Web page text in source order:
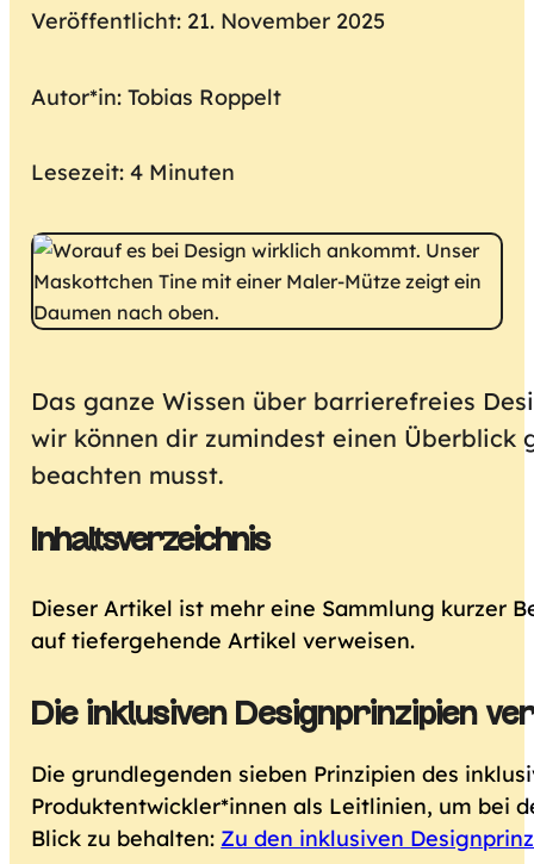
Veröffentlicht: 21. November 2025
Autor*in: Tobias Roppelt
Lesezeit: 4 Minuten
Das ganze Wissen über barrierefreies
wir können dir zumindest einen Überblick
beachten musst.
Inhaltsverzeichnis
Dieser Artikel ist mehr eine Sammlung kurzer
auf tiefergehende Artikel verweisen.
Die inklusiven Designprinzipien
Die grundlegenden sieben Prinzipien des
Produktentwickler*innen als Leitlinien, um bei
Blick zu behalten: Zu den inklusiven